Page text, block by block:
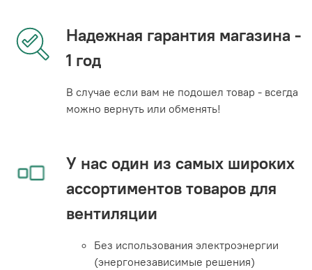
Надежная гарантия магазина -
1 год
В случае если вам не подошел товар - всегда
можно вернуть или обменять!
У нас один из самых широких
ассортиментов товаров для
вентиляции
Без использования электроэнергии
(энергонезависимые решения)